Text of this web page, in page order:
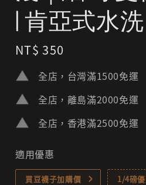
| 肯亞式水
Regular
price
NT$ 350
全店，台灣滿1500免運
全店，離島滿2000免運
全店，香港滿2500免運
適用優惠
買豆襪子加購價 1/4磅